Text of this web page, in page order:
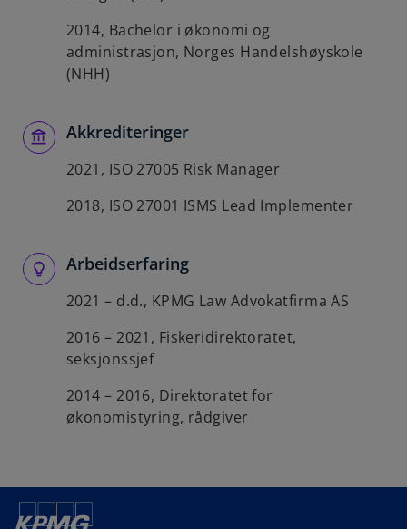
2014, Bachelor i økonomi og
administrasjon, Norges Handelshøyskole
(NHH)
Akkrediteringer
2021, ISO 27005 Risk Manager
2018, ISO 27001 ISMS Lead Implementer
Arbeidserfaring
2021 – d.d., KPMG Law Advokatfirma AS
2016 – 2021, Fiskeridirektoratet,
seksjonssjef
2014 – 2016, Direktoratet for
økonomistyring, rådgiver